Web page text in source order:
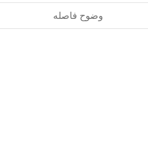
وضوح فاصله